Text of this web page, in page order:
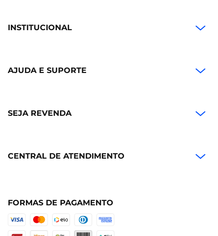
INSTITUCIONAL
AJUDA E SUPORTE
SEJA REVENDA
CENTRAL DE ATENDIMENTO
FORMAS DE PAGAMENTO